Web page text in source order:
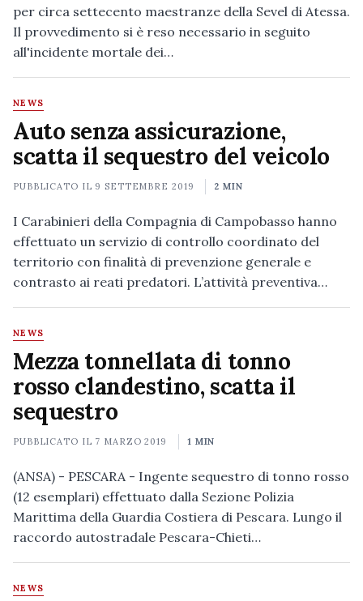
per circa settecento maestranze della Sevel di Atessa.
Il provvedimento si è reso necessario in seguito
all'incidente mortale dei…
NEWS
Auto senza assicurazione,
scatta il sequestro del veicolo
PUBBLICATO IL 9 SETTEMBRE 2019 2 MIN
I Carabinieri della Compagnia di Campobasso hanno
effettuato un servizio di controllo coordinato del
territorio con finalità di prevenzione generale e
contrasto ai reati predatori. L’attività preventiva…
NEWS
Mezza tonnellata di tonno
rosso clandestino, scatta il
sequestro
PUBBLICATO IL 7 MARZO 2019 1 MIN
(ANSA) - PESCARA - Ingente sequestro di tonno rosso
(12 esemplari) effettuato dalla Sezione Polizia
Marittima della Guardia Costiera di Pescara. Lungo il
raccordo autostradale Pescara-Chieti…
NEWS